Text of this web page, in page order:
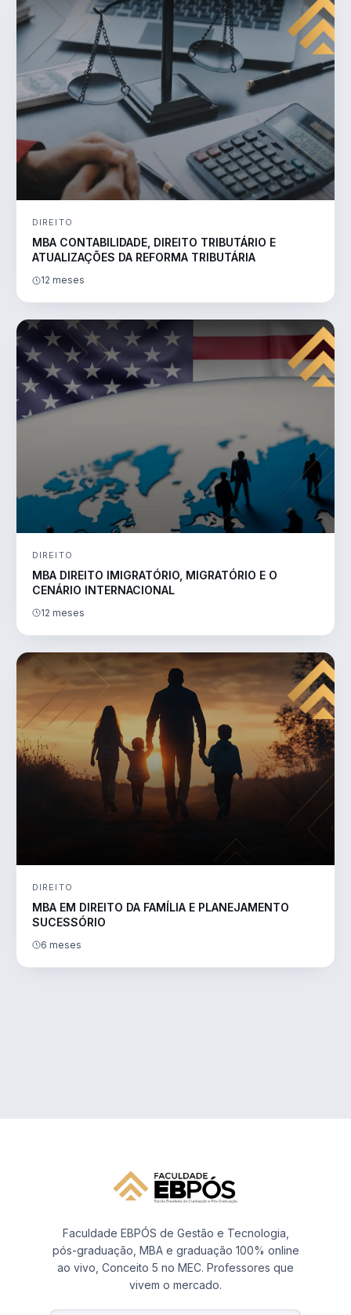
DIREITO
MBA CONTABILIDADE, DIREITO TRIBUTÁRIO E
ATUALIZAÇÕES DA REFORMA TRIBUTÁRIA
12 meses
DIREITO
MBA DIREITO IMIGRATÓRIO, MIGRATÓRIO E O
CENÁRIO INTERNACIONAL
12 meses
DIREITO
MBA EM DIREITO DA FAMÍLIA E PLANEJAMENTO
SUCESSÓRIO
6 meses
Faculdade EBPÓS de Gestão e Tecnologia,
pós-graduação, MBA e graduação 100% online
ao vivo, Conceito 5 no MEC. Professores que
vivem o mercado.